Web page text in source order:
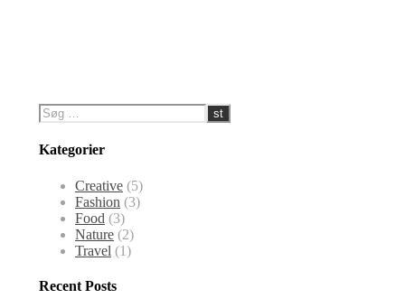
Kategorier
Creative (5)
Fashion (3)
Food (3)
Nature (2)
Travel (1)
Recent Posts